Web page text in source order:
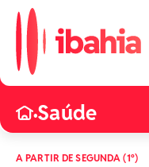
•Saúde
A PARTIR DE SEGUNDA (1º)